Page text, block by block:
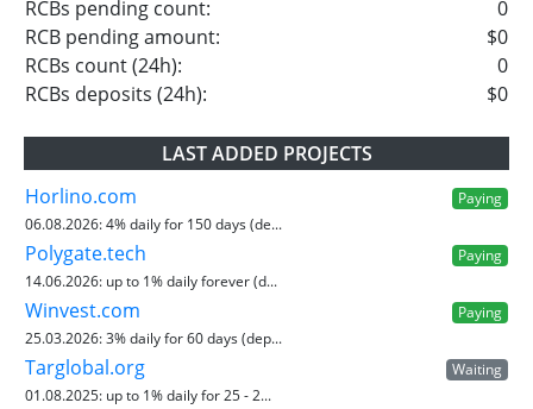
RCBs pending count:
0
RCB pending amount:
$0
RCBs count (24h):
0
RCBs deposits (24h):
$0
LAST ADDED PROJECTS
Horlino.com
Paying
06.08.2026:4% daily for 150 days (de...
Polygate.tech
Paying
14.06.2026: up to 1% daily forever (d...
Winvest.com
Paying
25.03.2026:3% daily for 60 days (dep...
Targlobal.org
Waiting
01.08.2025: up to 1% daily for 25 - 2...